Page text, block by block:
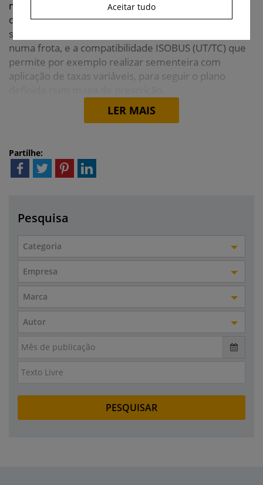
monitor Intelliview IV. Outras ferramentas
disponíveis para configuração neste trator são o
sistema de telemetria PLM Connect, para integração
numa frota, e a compatibilidade ISOBUS (UT/TC) que
permite por exemplo realizar sementeira com
aplicação de taxas variáveis, para seguir o plano
LER MAIS
Partilhe:
Pesquisa
Categoria
Empresa
Marca
Autor
Aceitar tudo